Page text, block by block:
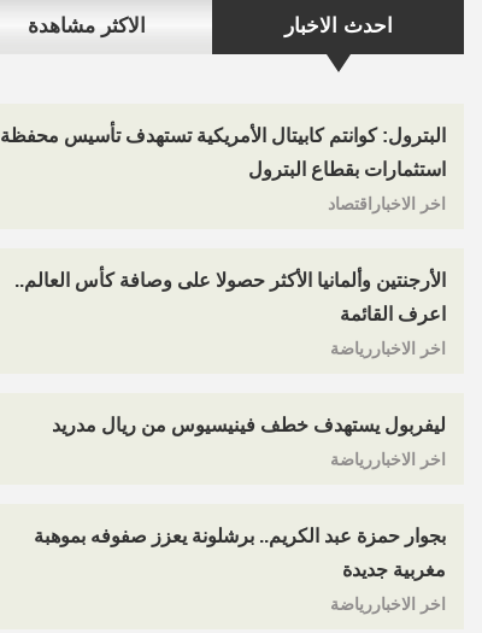
احدث الاخبار الاكثر مشاهدة
البترول: كوانتم كابيتال الأمريكية تستهدف تأسيس محفظة
استثمارات بقطاع البترول
اخر الاخباراقتصاد
الأرجنتين وألمانيا الأكثر حصولا على وصافة كأس العالم..
اعرف القائمة
اخر الاخباررياضة
ليفربول يستهدف خطف فينيسيوس من ريال مدريد
اخر الاخباررياضة
بجوار حمزة عبد الكريم.. برشلونة يعزز صفوفه بموهبة
مغربية جديدة
اخر الاخباررياضة